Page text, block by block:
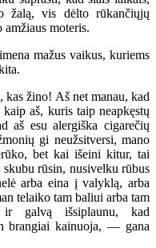
žalą, vis dėlto rūkančiųjų
moteris.
mažus vaikus, kuriems
žino! Aš net manau, kad
aš, kuris taip neapkęstų
aš esu alergiška cigarečių
gi neužsitversi, mano
bet kai išeini kitur, tai
skubu rūsin, nusivelku rūbus
arba eina į valyklą, arba
telaiko tam baliui arba tam
ir galvą išsiplaunu, kad
brangiai kainuoja, — gana